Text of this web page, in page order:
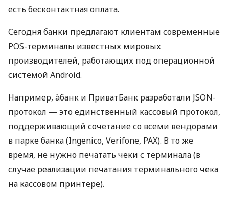
есть бесконтактная оплата.
Сегодня банки предлагают клиентам современные
POS-терминалы известных мировых
производителей, работающих под операционной
системой Android.
Например, àбанк и ПриватБанк разработали JSON-
протокол — это единственный кассовый протокол,
поддерживающий сочетание со всеми вендорами
в парке банка (Ingenico, Verifone, PAX). В то же
время, не нужно печатать чеки с терминала (в
случае реализации печатания терминального чека
на кассовом принтере).